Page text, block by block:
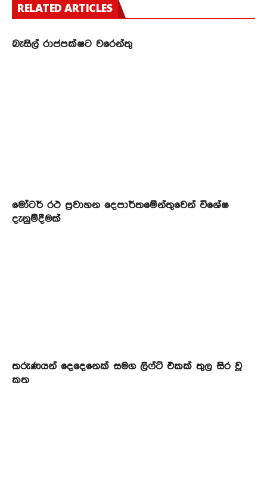
RELATED ARTICLES
බැසිල් රාජපක්ෂට වරෙන්තු
මෝටර් රථ ප්‍රවාහන දෙපාර්තමේන්තුවෙන් විශේෂ
දැනුම්දීමක්
තරුණයන් දෙදෙනෙක් සමග ලිෆ්ට් එකක් තුල සිර වූ
කත